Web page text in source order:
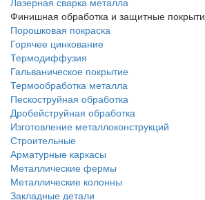
Финишная обработка и защитные
Порошковая покраска
Горячее цинкование
Термодиффузия
Гальваническое покрытие
Термообработка металла
Пескоструйная обработка
Дробейструйная обработка
Изготовление металлоконструкций
Строительные
Арматурные каркасы
Металлические фермы
Металлические колонны
Закладные детали